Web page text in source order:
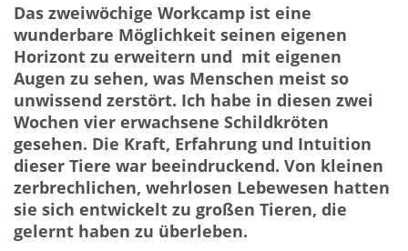
Das zweiwöchige Workcamp ist eine
wunderbare Möglichkeit seinen eigenen
Horizont zu erweitern und mit eigenen
Augen zu sehen, was Menschen meist so
unwissend zerstört. Ich habe in diesen zwei
Wochen vier erwachsene Schildkröten
gesehen. Die Kraft, Erfahrung und Intuition
dieser Tiere war beeindruckend. Von kleinen
zerbrechlichen, wehrlosen Lebewesen hatten
sie sich entwickelt zu großen Tieren, die
gelernt haben zu überleben.